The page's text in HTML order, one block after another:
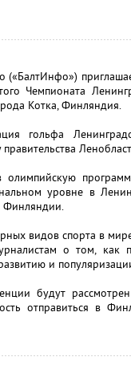
(«БалтИнфо»)
Чемпионата
Котка, Финляндия.
гольфа
уровне в
Финляндии.
видов спорта в
о том, как
и
будут
отправиться в